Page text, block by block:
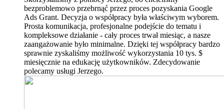
bezproblemowo przebrnąć przez proces pozyskania Google
Ads Grant. Decyzja o współpracy była właściwym wyborem.
Prosta komunikacja, profesjonalne podejście do tematu i
kompleksowe działanie - cały proces trwał miesiąc, a nasze
zaangażowanie było minimalne. Dzięki tej współpracy bardzo
sprawnie zyskaliśmy możliwość wykorzystania 10 tys. $
miesięcznie na edukację użytkowników. Zdecydowanie
polecamy usługi Jerzego.